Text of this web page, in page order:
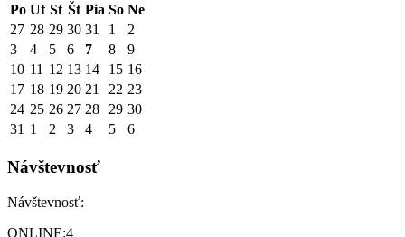
Po Ut St Št Pia So Ne
27 28 29 30 31 1
2
3
4 5 6 7 8
9
10 11 12 13 14 15 16
17 18 19 20 21 22 23
24 25 26 27 28 29 30
31 1 2 3 4 5 6
Návštevnosť
Návštevnosť:
ONLINE:4